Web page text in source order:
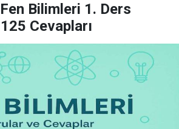
Bilimleri 1. Ders
Cevapları